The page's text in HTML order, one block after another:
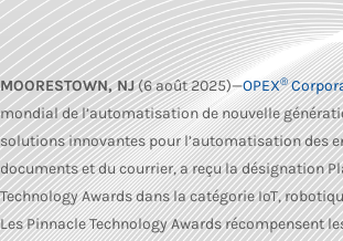
MOORESTOWN, NJ(6 août 2025)—OPEX®
mondial de l’automatisation de nouvelle
solutions innovantes pour l’automatisation des
documents et du courrier, a reçu la désignation
Technology Awards dans la catégorie IoT,
Les Pinnacle Technology Awards récompensent